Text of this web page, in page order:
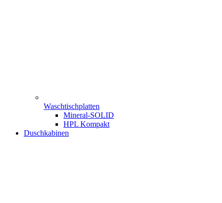
Waschtischplatten
Mineral-SOLID
HPL Kompakt
Duschkabinen